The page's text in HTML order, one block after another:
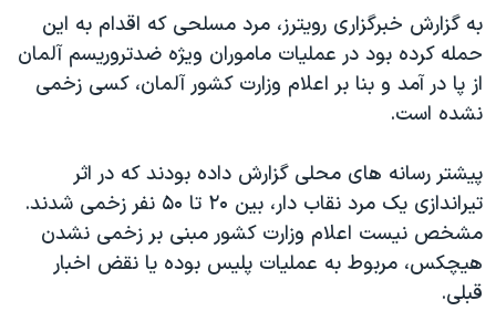
چهل سال گروگان‌گیری
قانون شفافیت دارائی کادر رهبری ایران
اعتراضات مردمی آبان ۹۸
نرگس محمدی برنده جایزه نوبل صلح
همایش محافظه‌کاران آمریکا «سی‌پک»
صفحه‌های ویژه
سفر پرزیدنت ترامپ به چین
به گزارش خبرگزاری رویترز، مرد مسلحی که اقدام به این
حمله کرده بود در عملیات ماموران ویژه ضدتروریسم آلمان
از پا در آمد و بنا بر اعلام وزارت کشور آلمان، کسی زخمی
نشده است.
پیشتر رسانه های محلی گزارش داده بودند که در اثر
تیراندازی یک مرد نقاب دار، بین ۲۰ تا ۵۰ نفر زخمی شدند.
مشخص نیست اعلام وزارت کشور مبنی بر زخمی نشدن
هیچکس، مربوط به عملیات پلیس بوده یا نقض اخبار
قبلی.